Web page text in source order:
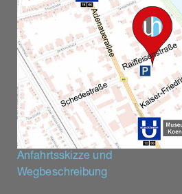
Anfahrtsskizze und
Wegbeschreibung